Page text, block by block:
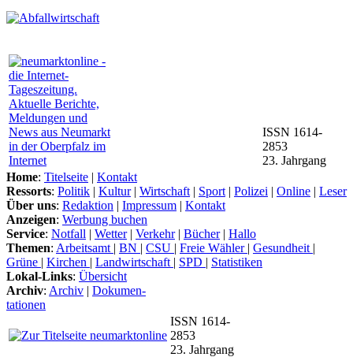
ISSN 1614-
2853
23. Jahrgang
Home: Titelseite | Kontakt
Ressorts: Politik | Kultur| Wirtschaft | Sport | Polizei | Online | Leser
Über uns: Redaktion | Impressum | Kontakt
Anzeigen: Werbung buchen
Service: Notfall | Wetter| Verkehr| Bücher| Hallo
Themen: Arbeitsamt | BN | CSU | Freie Wähler | Gesundheit |
Grüne | Kirchen | Landwirtschaft | SPD | Statistiken
Lokal-Links: Übersicht
Archiv: Archiv | Dokumen-
tationen
ISSN 1614-
2853
23. Jahrgang